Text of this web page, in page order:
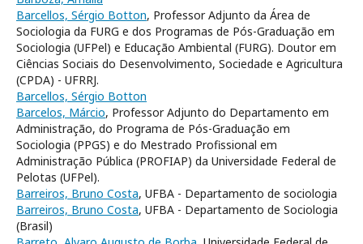
Barcellos, Sérgio Botton, Professor Adjunto da Área de
Sociologia da FURG e dos Programas de Pós-Graduação em
Sociologia (UFPel) e Educação Ambiental (FURG). Doutor em
Ciências Sociais do Desenvolvimento, Sociedade e Agricultura
(CPDA) - UFRRJ.
Barcellos, Sérgio Botton
Barcelos, Márcio, Professor Adjunto do Departamento em
Administração, do Programa de Pós-Graduação em
Sociologia (PPGS) e do Mestrado Profissional em
Administração Pública (PROFIAP) da Universidade Federal de
Pelotas (UFPel).
Barreiros, Bruno Costa, UFBA - Departamento de sociologia
Barreiros, Bruno Costa, UFBA - Departamento de Sociologia
(Brasil)